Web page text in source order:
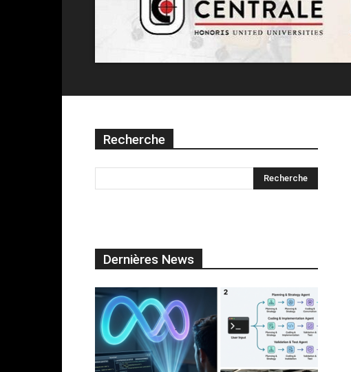
Recherche
Dernières News